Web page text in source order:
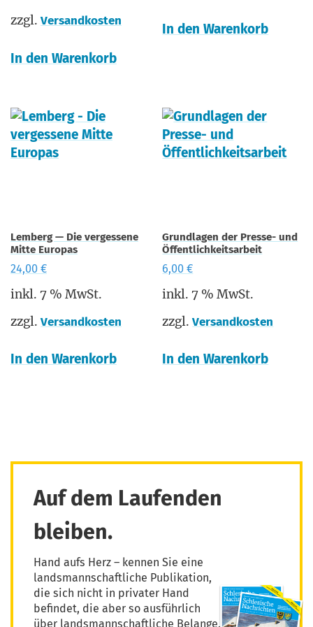
zzgl. Versandkosten
In den Warenkorb
In den Warenkorb
Lemberg — Die vergessene
Mitte Europas
24,00 €
inkl. 7 % MwSt.
zzgl. Versandkosten
In den Warenkorb
Grundlagen der Presse- und
Öffentlichkeitsarbeit
6,00€
inkl. 7 % MwSt.
zzgl.Versandkosten
In den Warenkorb
Auf dem Laufenden
bleiben.
Hand aufs Herz – kennen Sie eine
landsmannschaftliche Publikation,
die sich nicht in privater Hand
befindet, die aber so ausführlich
über landsmannschaftliche Belange,